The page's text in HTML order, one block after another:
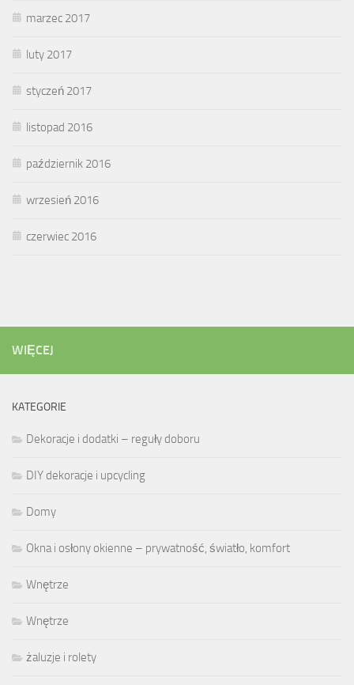
marzec 2017
luty 2017
styczeń 2017
listopad 2016
październik 2016
wrzesień 2016
czerwiec 2016
WIĘCEJ
KATEGORIE
Dekoracje i dodatki – reguły doboru
DIY dekoracje i upcycling
Domy
Okna i osłony okienne – prywatność, światło, komfort
Wnętrze
Wnętrze
żaluzje i rolety